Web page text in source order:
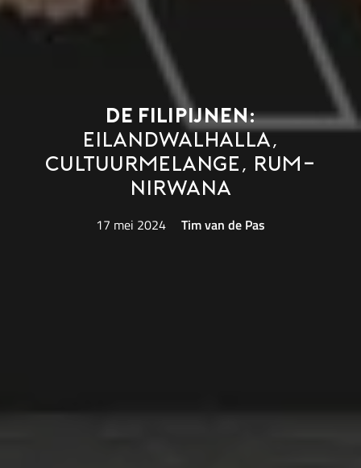
De Filipijnen:
eilandwalhalla,
cultuurmelange, rum-
nirwana
17 mei 2024 Tim van de Pas